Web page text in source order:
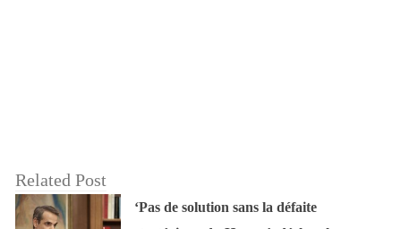
Related Post
‘Pas de solution sans la défaite